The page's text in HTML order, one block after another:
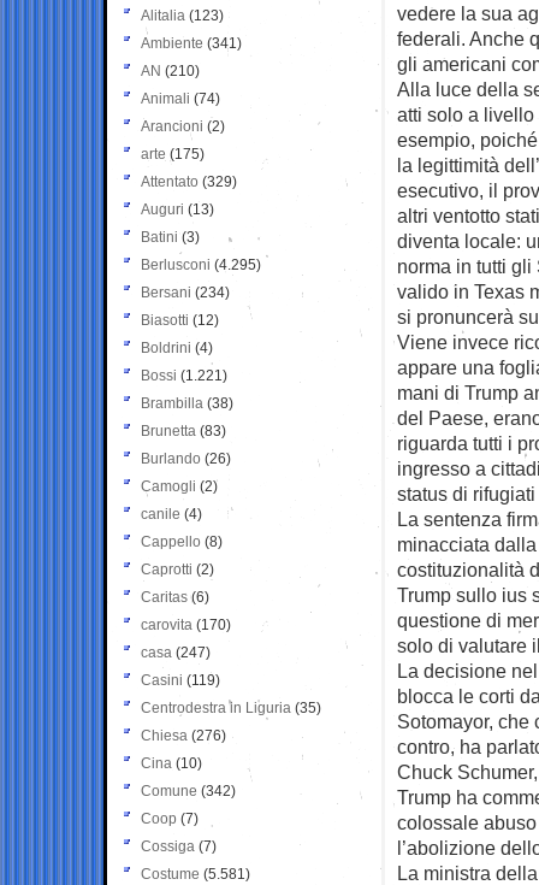
vedere la sua
federali. Anche
gli americani
Alla luce della
atti solo a
esempio,
la legittimità
esecutivo, il
altri ventotto
diventa locale:
norma in tutti
valido in Texas
si pronuncerà
Viene invece
appare una
mani di Trump
del Paese,
riguarda tutti i
ingresso a
status di
La sentenza
minacciata
costituzionalità
Trump sullo ius
questione di
solo di valutare
La decisione
blocca le corti
Sotomayor, che
contro, ha
Chuck
Trump ha
colossale
l’abolizione
La ministra
Alitalia (123)
Ambiente (341)
AN (210)
Animali (74)
Arancioni (2)
arte (175)
Attentato (329)
Auguri (13)
Batini (3)
Berlusconi (4.295)
Bersani (234)
Biasotti (12)
Boldrini (4)
Bossi (1.221)
Brambilla (38)
Brunetta (83)
Burlando (26)
Camogli (2)
canile (4)
Cappello (8)
Caprotti (2)
Caritas (6)
carovita (170)
casa (247)
Casini (119)
Centrodestra in Liguria (35)
Chiesa (276)
Cina (10)
Comune (342)
Coop (7)
Cossiga (7)
Costume (5.581)